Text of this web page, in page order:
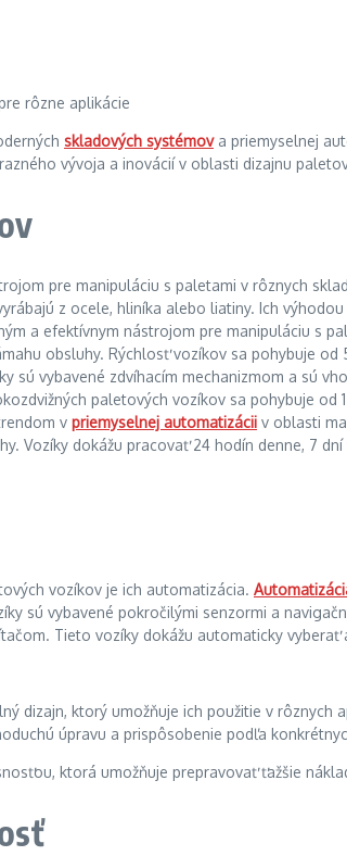
skladových systémova priemyselnej
vývoja a inovácií v oblasti dizajnu
pre manipuláciu s paletami v rôznych
z ocele, hliníka alebo liatiny. Ich
a efektívnym nástrojom pre manipuláciu s
obsluhy. Rýchlosť vozíkov sa pohybuje
sú vybavené zdvíhacím mechanizmom a sú
paletových vozíkov sa pohybuje od
v priemyselnej automatizácii v oblasti
Vozíky dokážu pracovať 24 hodín denne, 7
vozíkov je ich automatizácia.
sú vybavené pokročilými senzormi a
Tieto vozíky dokážu automaticky
dizajn, ktorý umožňuje ich použitie v
úpravu a prispôsobenie podľa
ktorá umožňuje prepravovať ťažšie